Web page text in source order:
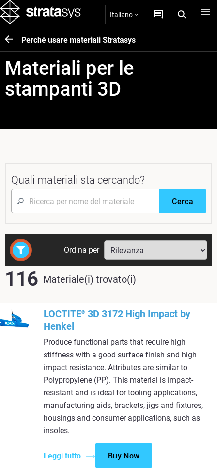
Italiano
Perché usare materiali Stratasys
Materiali per le
stampanti 3D
Quali materiali sta cercando?
Cerca
116 Materiale(i) trovato(i)
Ordina per
LOCTITE® 3D 3172 High Impact by
Henkel
Produce functional parts that require high
stiffness with a good surface finish and high
impact resistance. Attributes are similar to
Polypropylene (PP). This material is impact-
resistant and is ideal for tooling applications,
manufacturing aids, brackets, jigs and fixtures,
housings and consumer applications, such as
insoles.
Leggi tutto Buy Now